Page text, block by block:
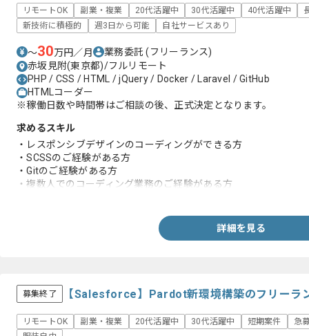
リモートOK 副業・複業 20代活躍中 30代活躍中 40代活躍中
新技術に積極的
週3日から可能 自社サービスあり
〜30万円／月 業務委託(フリーランス)
赤坂見附(東京都)/フルリモート
PHP / CSS / HTML / jQuery / Docker / Laravel / GitHub
HTMLコーダー
※稼働日数や時間帯はご相談の後、正式決定となります。
求めるスキル
・レスポンシブデザインのコーディングができる方
・SCSSのご経験がある方
・Gitのご経験がある方
・複数人でのコーディング業務のご経験がある方
・Laravelの実務経験（3年以上）
詳細を見る
募集終了 【Salesforce】Pardot新環境構築のフリーラ
リモートOK 副業・複業 20代活躍中 30代活躍中 短期案件
急